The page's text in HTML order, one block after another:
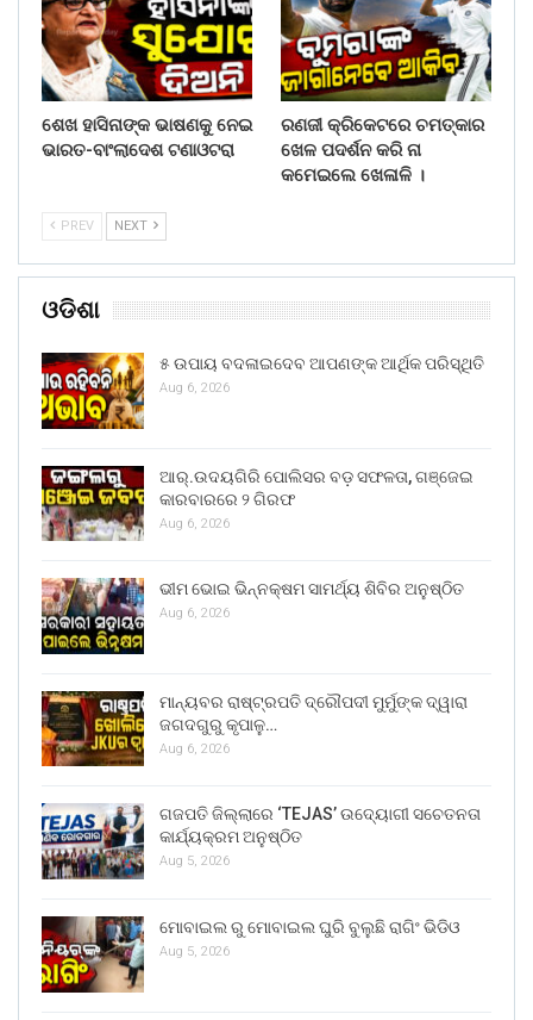
ଶେଖ ହାସିନାଙ୍କ ଭାଷଣକୁ ନେଇ
ଭାରତ-ବାଂଲାଦେଶ ଟଣାଓଟରା
ରଣଜୀ କ୍ରିକେଟରେ ଚମତ୍କାର
ଖେଳ ପଦର୍ଶନ କରି ନା
କମେଇଲେ ଖେଳାଳି ।
PREV NEXT
ଓଡିଶା
୫ ଉପାୟ ବଦଳାଇଦେବ ଆପଣଙ୍କ ଆର୍ଥିକ ପରିସ୍ଥିତି
Aug 6, 2026
ଆର୍.ଉଦୟଗିରି ପୋଲିସର ବଡ଼ ସଫଳତା, ଗଞ୍ଜେଇ
କାରବାରରେ ୨ ଗିରଫ
Aug 6, 2026
ଭୀମ ଭୋଇ ଭିନ୍ନକ୍ଷମ ସାମର୍ଥ୍ୟ ଶିବିର ଅନୁଷ୍ଠିତ
Aug 6, 2026
ମାନ୍ୟବର ରାଷ୍ଟ୍ରପତି ଦ୍ରୌପଦୀ ମୁର୍ମୁଙ୍କ ଦ୍ୱାରା
ଜଗଦଗୁରୁ କୃପାଳୁ…
Aug 6, 2026
ଗଜପତି ଜିଲ୍ଲାରେ ‘TEJAS’ ଉଦ୍ୟୋଗୀ ସଚେତନତା
କାର୍ଯ୍ୟକ୍ରମ ଅନୁଷ୍ଠିତ
Aug 5, 2026
ମୋବାଇଲ ରୁ ମୋବାଇଲ ଘୁରି ବୁଲୁଛି ରାଗିଂ ଭିଡିଓ
Aug 5, 2026